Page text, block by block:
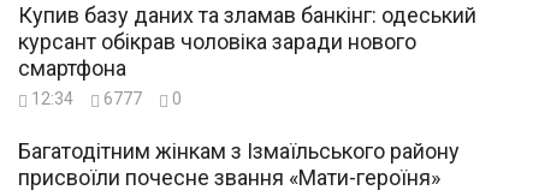
Купив базу даних та зламав банкінг: одеський
курсант обікрав чоловіка заради нового
смартфона
12:34 6777 0
Багатодітним жінкам з Ізмаїльського району
присвоїли почесне звання «Мати-героїня»